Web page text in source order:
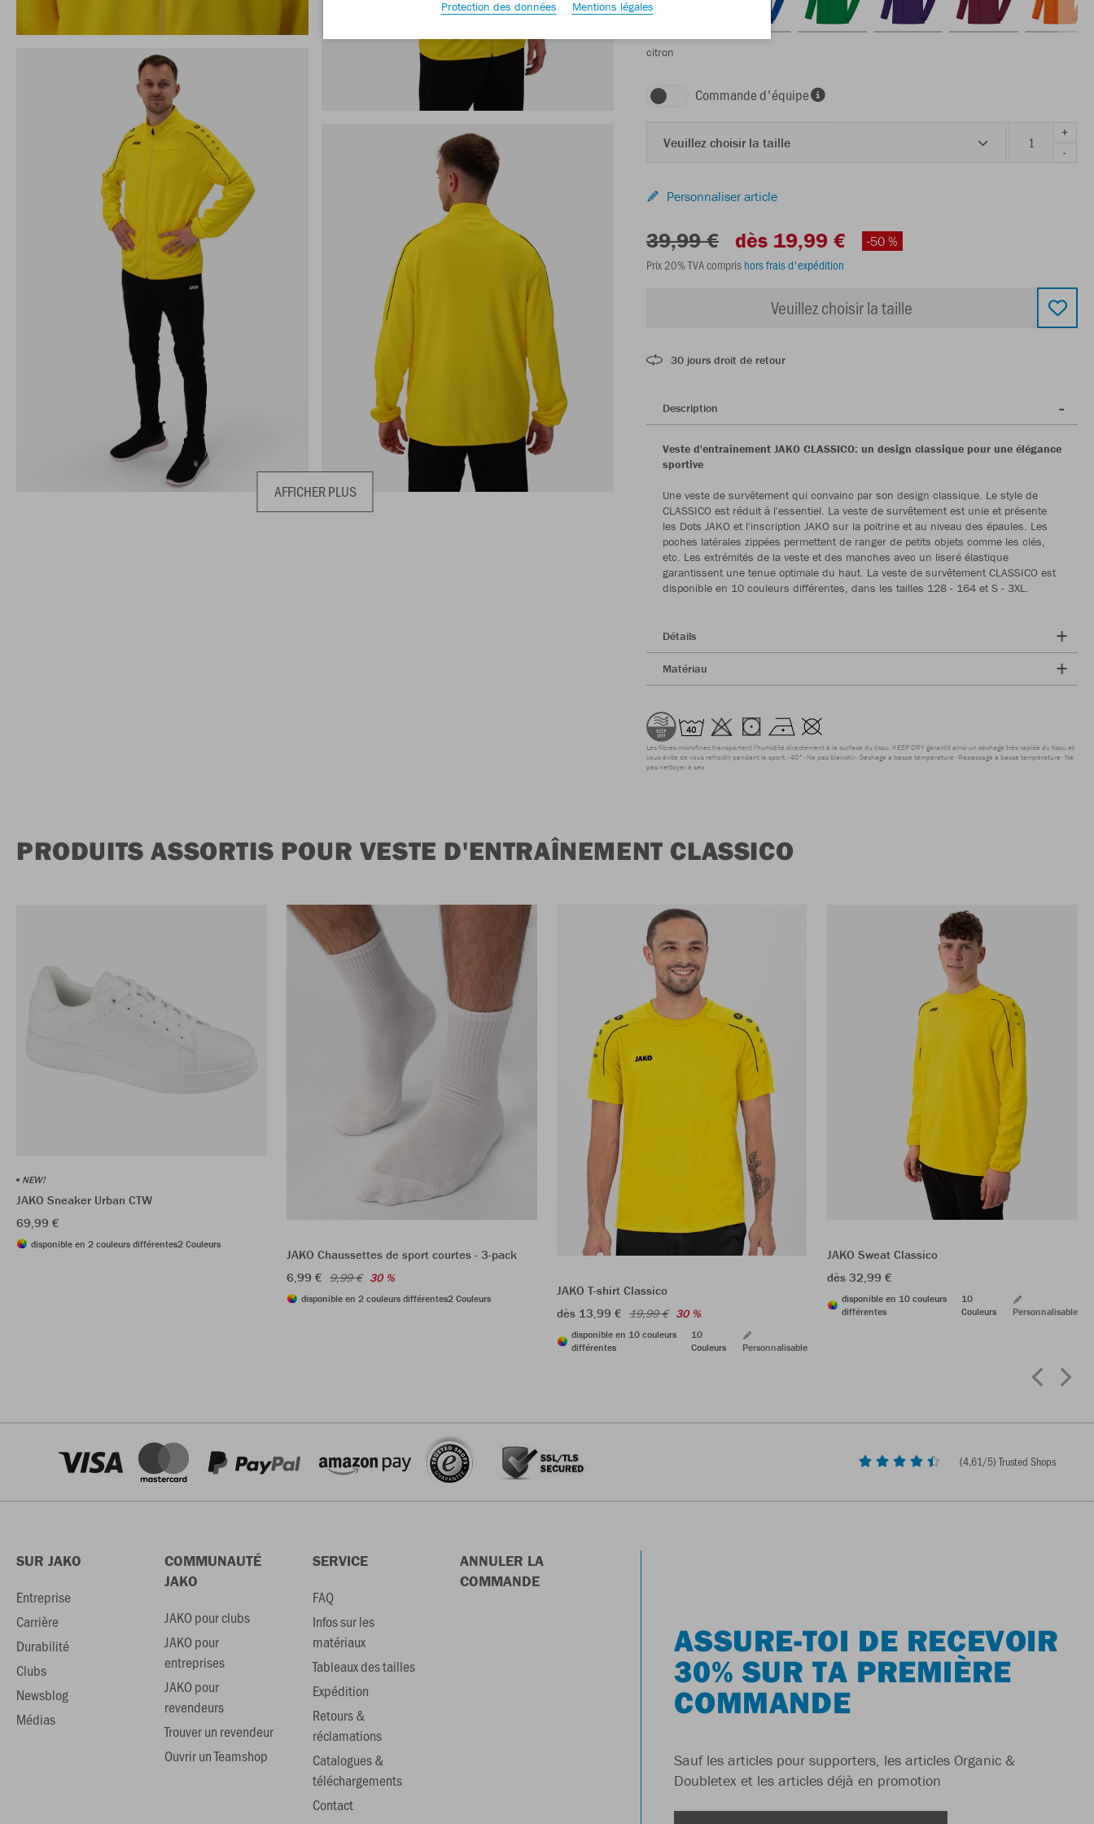
AFFICHER PLUS
citron
Commande d'équipe
Veuillez choisir la taille
+
-
Personnaliser article
39,99 € dès 19,99 €
-50 %
Prix 20% TVA compris hors frais d'expédition
Veuillez choisir la taille
30 jours droit de retour
Description
Veste d'entraînement JAKO CLASSICO: un design classique pour une élégance
sportive
Une veste de survêtement qui convainc par son design classique. Le style de
CLASSICO est réduit à l'essentiel. La veste de survêtement est unie et présente
les Dots JAKO et l'inscription JAKO sur la poitrine et au niveau des épaules. Les
poches latérales zippées permettent de ranger de petits objets comme les clés,
etc. Les extrémités de la veste et des manches avec un liseré élastique
garantissent une tenue optimale du haut. La veste de survêtement CLASSICO est
disponible en 10 couleurs différentes, dans les tailles 128 - 164 et S - 3XL.
Détails
Matériau
Les fibres microfines transportent l'humidité directement à la surface du tissu. KEEP DRY garantit ainsi un séchage très rapide du tissu et
vous évite de vous refroidir pendant le sport. 40° Ne pas blanchir Séchage à basse température Repassage à basse température Ne
pas nettoyer à sec
PRODUITS ASSORTIS POUR VESTE D'ENTRAÎNEMENT CLASSICO
NEW!
JAKO Sneaker Urban CTW
69,99 €
disponible en 2 couleurs différentes2 Couleurs
JAKO Chaussettes de sport courtes - 3-pack
6,99 € 9,99 € 30 %
disponible en 2 couleurs différentes2 Couleurs
JAKO T-shirt Classico
dès 13,99 € 19,99 € 30 %
disponible en 10 couleurs
différentes
10
Couleurs
Personnalisable
JAKO Sweat Classico
dès 32,99 €
disponible en 10 couleurs
différentes
10
Couleurs
Personnalisable
(4,61/5) Trusted Shops
SUR JAKO
Entreprise
Carrière
Durabilité
Clubs
Newsblog
Médias
COMMUNAUTÉ
JAKO
JAKO pour clubs
JAKO pour
entreprises
JAKO pour
revendeurs
Trouver un revendeur
Ouvrir un Teamshop
SERVICE
FAQ
Infos sur les
matériaux
Tableaux des tailles
Expédition
Retours &
réclamations
Catalogues &
téléchargements
Contact
ANNULER LA
COMMANDE
ASSURE-TOI DE RECEVOIR
30% SUR TA PREMIÈRE
COMMANDE
Sauf les articles pour supporters, les articles Organic &
Doubletex et les articles déjà en promotion
Protection des données Mentions légales